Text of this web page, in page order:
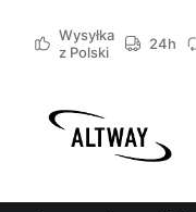
Wysyłka
z Polski
24h